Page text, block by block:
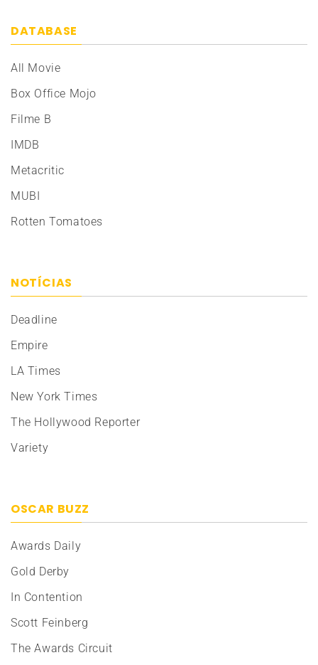
DATABASE
All Movie
Box Office Mojo
Filme B
IMDB
Metacritic
MUBI
Rotten Tomatoes
NOTÍCIAS
Deadline
Empire
LA Times
New York Times
The Hollywood Reporter
Variety
OSCAR BUZZ
Awards Daily
Gold Derby
In Contention
Scott Feinberg
The Awards Circuit